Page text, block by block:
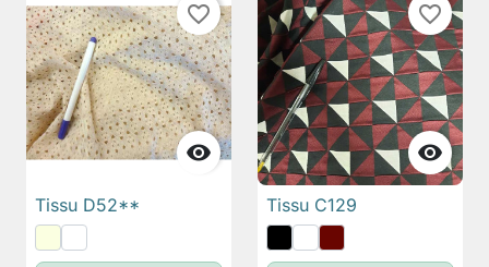

favorite_border
Tissu D52**

favorite_border
Tissu C129